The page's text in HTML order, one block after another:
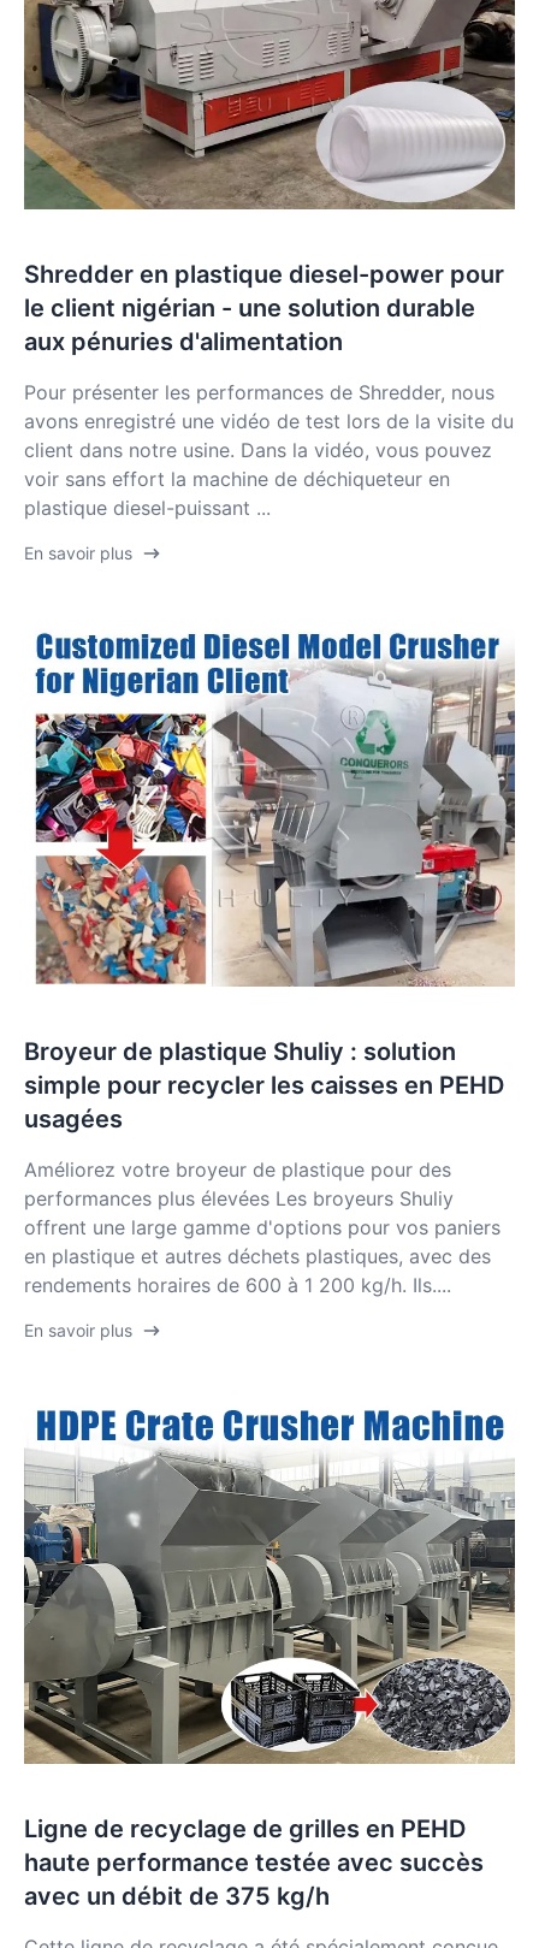
Shredder en plastique diesel-power pour
le client nigérian - une solution durable
aux pénuries d'alimentation
Pour présenter les performances de Shredder, nous
avons enregistré une vidéo de test lors de la visite du
client dans notre usine. Dans la vidéo, vous pouvez
voir sans effort la machine de déchiqueteur en
plastique diesel-puissant ...
En savoir plus
Broyeur de plastique Shuliy : solution
simple pour recycler les caisses en PEHD
usagées
Améliorez votre broyeur de plastique pour des
performances plus élevées Les broyeurs Shuliy
offrent une large gamme d'options pour vos paniers
en plastique et autres déchets plastiques, avec des
rendements horaires de 600 à 1 200 kg/h. Ils....
En savoir plus
Ligne de recyclage de grilles en PEHD
haute performance testée avec succès
avec un débit de 375 kg/h